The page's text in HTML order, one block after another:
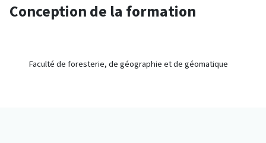
Conception de la formation
Faculté de foresterie, de géographie et de géomatique